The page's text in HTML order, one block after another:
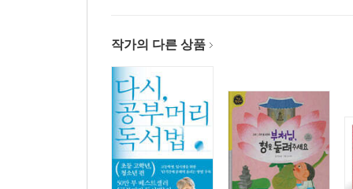
작가의 다른 상품